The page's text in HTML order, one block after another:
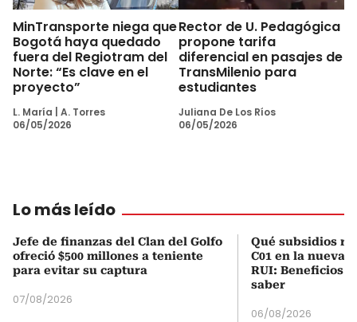
MinTransporte niega que
Bogotá haya quedado
fuera del Regiotram del
Norte: “Es clave en el
proyecto”
L. María
A. Torres
06/05/2026
Rector de U. Pedagógica
propone tarifa
diferencial en pasajes de
TransMilenio para
estudiantes
Juliana De Los Ríos
06/05/2026
Lo más leído
Jefe de finanzas del Clan del Golfo
ofreció $500 millones a teniente
para evitar su captura
07/08/2026
Qué subsidios
C01 en la nueva
RUI: Beneficios
saber
06/08/2026